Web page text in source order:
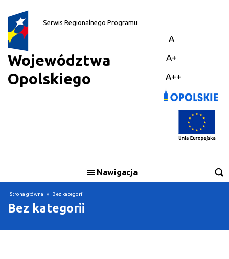
Serwis Regionalnego Programu
Województwa
Opolskiego
A
A+
A++
Nawigacja
Strona główna » Bez kategorii
Bez kategorii